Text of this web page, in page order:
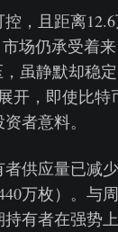
，且距离
场仍承受着
，虽静默却稳
开，即使比特
者意料。
供应量已减
万枚）。与
有者在强势